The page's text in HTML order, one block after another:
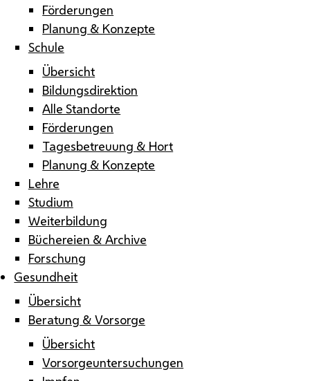
Förderungen
Planung & Konzepte
Schule
Übersicht
Bildungsdirektion
Alle Standorte
Förderungen
Tagesbetreuung & Hort
Planung & Konzepte
Lehre
Studium
Weiterbildung
Büchereien & Archive
Forschung
Gesundheit
Übersicht
Beratung & Vorsorge
Übersicht
Vorsorgeuntersuchungen